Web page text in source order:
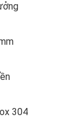
304